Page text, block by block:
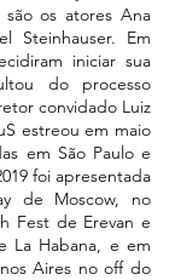
os atores Ana
Steinhauser. Em
iniciar sua
do processo
convidado Luiz
estreou em maio
em São Paulo e
foi apresentada
de Moscow, no
Fest de Erevan e
La Habana, e em
Aires no off do